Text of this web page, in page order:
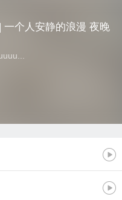
一个人安静的浪漫 夜晚